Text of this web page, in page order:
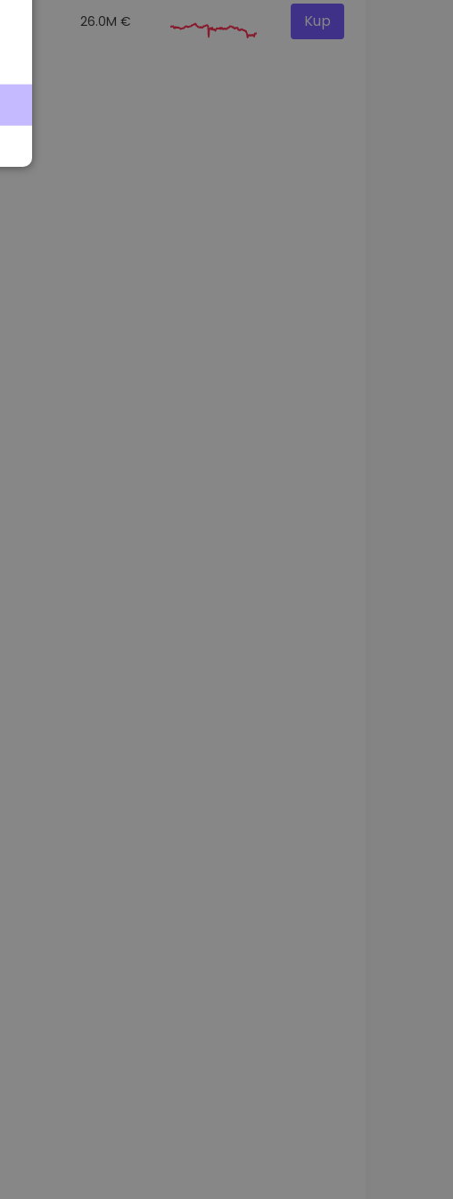
26.0M € Kup